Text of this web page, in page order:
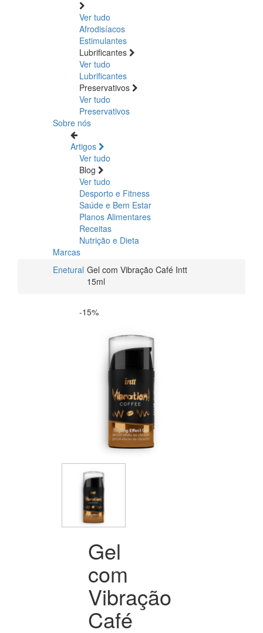
Ver tudo
Afrodisíacos
Estimulantes
Lubrificantes
Ver tudo
Lubrificantes
Preservativos
Ver tudo
Preservativos
Sobre nós
Artigos
Ver tudo
Blog
Ver tudo
Desporto e Fitness
Saúde e Bem Estar
Planos Alimentares
Receitas
Nutrição e Dieta
Marcas
Enetural Gel com Vibração Café Intt
15ml
-15%
Gel
com
Vibração
Café